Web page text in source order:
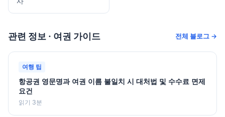
관련 정보 · 여권 가이드 전체 블로그 →
여행 팁
항공권 영문명과 여권 이름 불일치 시 대처법 및 수수료 면제
요건
읽기 3분